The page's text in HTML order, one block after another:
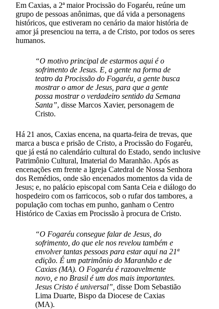
Em Caxias, a 2ª maior Procissão do Fogaréu, reúne um
grupo de pessoas anônimas, que dá vida a personagens
históricos, que estiveram no cenário da maior história de
amor já presenciou na terra, a de Cristo, por todos os seres
humanos.
“O motivo principal de estarmos aqui é o
sofrimento de Jesus. E, a gente na forma de
teatro da Procissão do Fogaréu, a gente busca
mostrar o amor de Jesus, para que a gente
possa mostrar o verdadeiro sentido da Semana
Santa”, disse Marcos Xavier, personagem de
Cristo.
Há 21 anos, Caxias encena, na quarta-feira de trevas, que
marca a busca e prisão de Cristo, a Procissão do Fogaréu,
que já está no calendário cultural do Estado, sendo inclusive
Patrimônio Cultural, Imaterial do Maranhão. Após as
encenações em frente a Igreja Catedral de Nossa Senhora
dos Remédios, onde são encenados momentos da vida de
Jesus; e, no palácio episcopal com Santa Ceia e diálogo do
hospedeiro com os farricocos, sob o rufar dos tambores, a
população com tochas em punho, ganham o Centro
Histórico de Caxias em Procissão à procura de Cristo.
“O Fogaréu consegue falar de Jesus, do
sofrimento, do que ele nos revelou também e
envolver tantas pessoas para estar aqui na 21ª
edição. É um patrimônio do Maranhão e de
Caxias (MA). O Fogaréu é razoavelmente
novo, e no Brasil é um dos mais importantes.
Jesus Cristo é universal”, disse Dom Sebastião
Lima Duarte, Bispo da Diocese de Caxias
(MA).